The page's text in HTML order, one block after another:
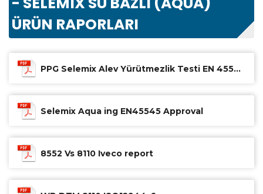
ÜRÜN RAPORLARI
PPG Selemix Alev Yürütmezlik Testi EN 45545 Onaylı
Selemix Aqua ing EN45545 Approval
8552 Vs 8110 Iveco report